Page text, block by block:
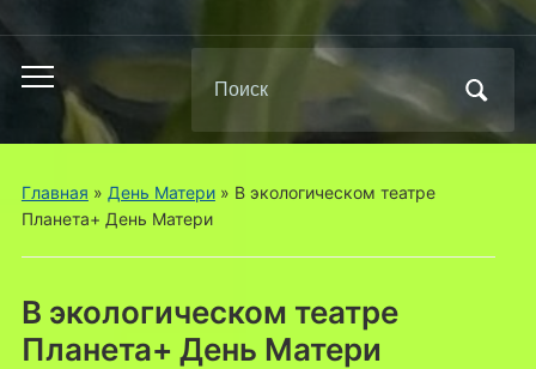
Переключить
мобильное
меню
по:
Главная » День Матери» В экологическом театре
Планета+ День Матери
В экологическом театре
Планета+ День Матери